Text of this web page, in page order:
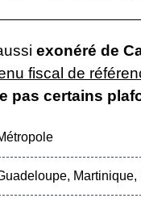
exonéré de
fiscal de
pas certains
Martinique,